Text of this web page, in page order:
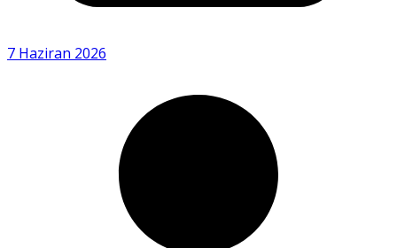
7 Haziran 2026